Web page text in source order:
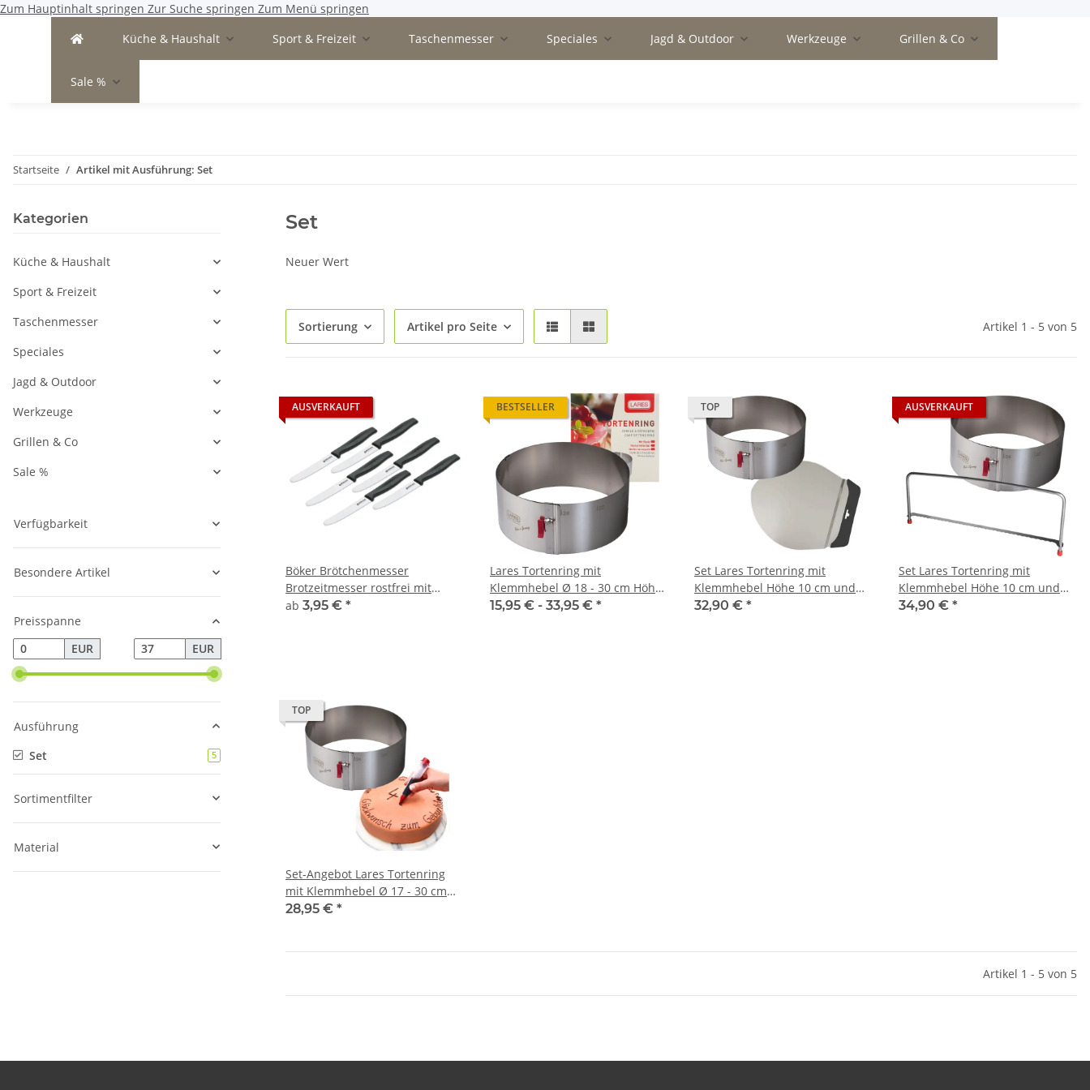
Zum Hauptinhalt springen Zur Suche springen Zum Menü springen
Küche & Haushalt
Sport & Freizeit Taschenmesser Speciales Jagd & Outdoor Werkzeuge Grillen & Co
Sale %
Startseite Artikel mit Ausführung: Set
Set
Neuer Wert
Sortierung Artikel pro Seite Artikel 1 - 5 von 5
AUSVERKAUFT
Böker Brötchenmesser
Brotzeitmesser rostfrei mit
Wellenschliff einzeln und 3er
ab 3,95 € *
BESTSELLER
Lares Tortenring mit
Klemmhebel Ø 18 - 30 cm Höhe
7 cm und 10 cm - Edelstahl
15,95 € - 33,95 € *
TOP
Set Lares Tortenring mit
Klemmhebel Höhe 10 cm und
Tortenretter
32,90 € *
AUSVERKAUFT
Set Lares Tortenring mit
Klemmhebel Höhe 10 cm und
Tortenschneider
34,90 € *
TOP
Set-Angebot Lares Tortenring
mit Klemmhebel Ø 17 - 30 cm
Höhe 10 cm + Deko-Pen
28,95 € *
Artikel 1 - 5 von 5
Kategorien
Küche & Haushalt
Sport & Freizeit
Taschenmesser
Speciales
Jagd & Outdoor
Werkzeuge
Grillen & Co
Sale %
Verfügbarkeit
Besondere Artikel
Preisspanne
EUR
EUR
Ausführung
Set
5Artikel gefunden
Sortimentfilter
Material